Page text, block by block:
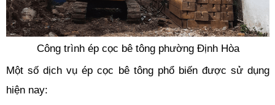
Công trình ép cọc bê tông phường Định Hòa
Một số dịch vụ ép cọc bê tông phổ biến được sử dụng
hiện nay: